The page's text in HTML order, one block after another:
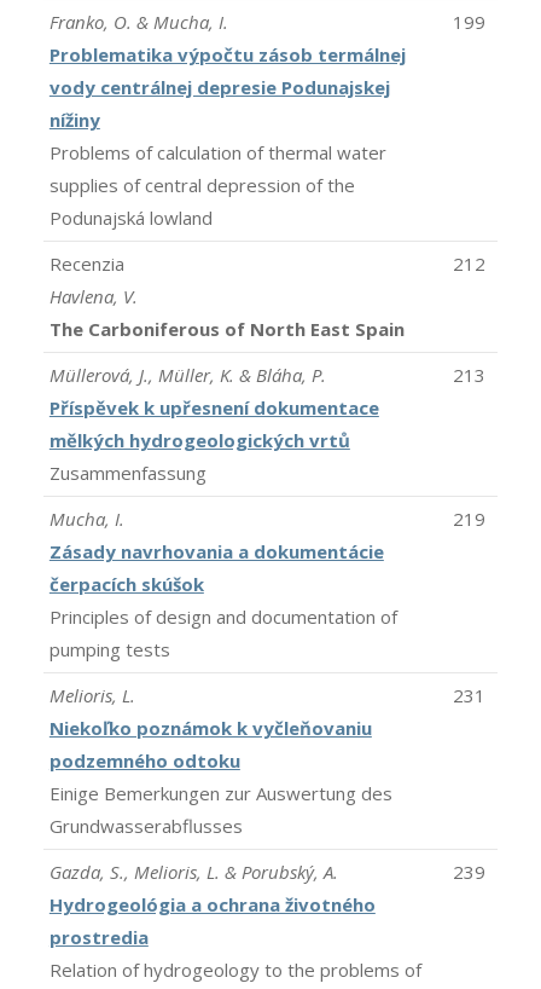
Franko, O. & Mucha, I.
Problematika výpočtu zásob termálnej
vody centrálnej depresie Podunajskej
nížiny
Problems of calculation of thermal water
supplies of central depression of the
Podunajská lowland
199
Recenzia
Havlena, V.
The Carboniferous of North East Spain
212
Müllerová, J., Müller, K. & Bláha, P.
Příspěvek k upřesnení dokumentace
mělkých hydrogeologických vrtů
Zusammenfassung
213
Mucha, I.
Zásady navrhovania a dokumentácie
čerpacích skúšok
Principles of design and documentation of
pumping tests
219
Melioris, L.
Niekoľko poznámok k vyčleňovaniu
podzemného odtoku
Einige Bemerkungen zur Auswertung des
Grundwasserabflusses
231
Gazda, S., Melioris, L. & Porubský, A.
Hydrogeológia a ochrana životného
prostredia
Relation of hydrogeology to the problems of
239